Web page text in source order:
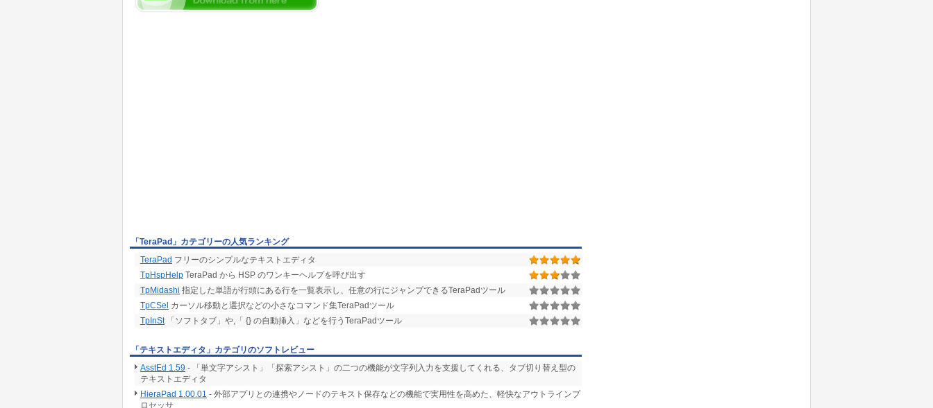
「TeraPad」カテゴリーの人気ランキング
TeraPad フリーのシンプルなテキストエディタ
TpHspHelp TeraPad から HSP のワンキーヘルプを呼び出す
TpMidashi 指定した単語が行頭にある行を一覧表示し、任意の行にジャンプできるTeraPadツール
TpCSel カーソル移動と選択などの小さなコマンド集TeraPadツール
TpInSt「ソフトタブ」や,「 {} の自動挿入」などを行うTeraPadツール
「テキストエディタ」カテゴリのソフトレビュー
AsstEd 1.59 - 「単文字アシスト」「探索アシスト」の二つの機能が文字列入力を支援してくれる、タブ切り替え型の
テキストエディタ
HieraPad 1.00.01 - 外部アプリとの連携やノードのテキスト保存などの機能で実用性を高めた、軽快なアウトラインプ
ロセッサ